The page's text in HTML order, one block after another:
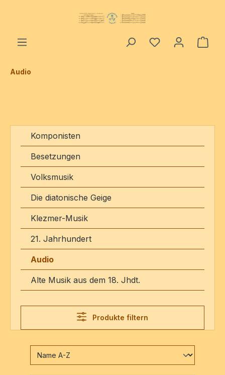
Audio
Komponisten
Besetzungen
Volksmusik
Die diatonische Geige
Klezmer-Musik
21. Jahrhundert
Audio
Alte Musik aus dem 18. Jhdt.
Produkte filtern